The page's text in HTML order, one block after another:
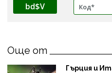
bd$V
Още от
Гърция и